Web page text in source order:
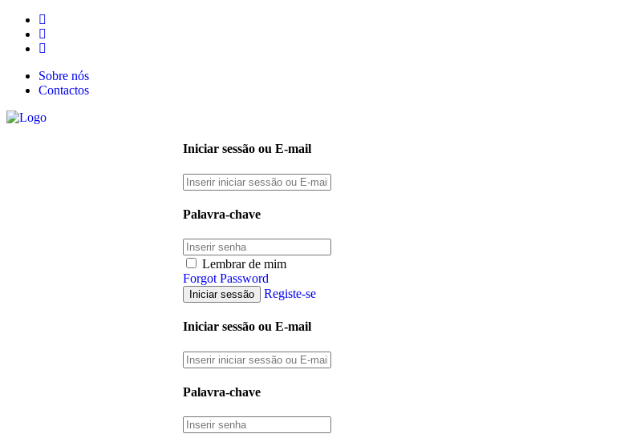
Sobre nós
Contactos
Iniciar sessão ou E-mail
Palavra-chave
Lembrar de mim
Forgot Password
Registe-se
Iniciar sessão ou E-mail
Palavra-chave